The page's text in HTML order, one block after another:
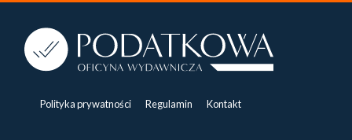
Polityka prywatności Regulamin Kontakt